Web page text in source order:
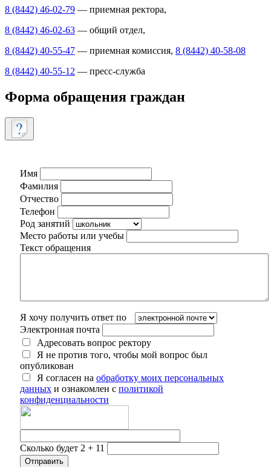
8 (8442) 46-02-79 — приемная ректора,
8 (8442) 46-02-63 — общий отдел,
8 (8442) 40-55-47 — приемная комиссия, 8 (8442) 40-58-08
8 (8442) 40-55-12 — пресс-служба
Форма обращения граждан
Имя
Фамилия
Отчество
Телефон
Род занятий
Место работы или учебы
Текст обращения
Я хочу получить ответ по
Электронная почта
Адресовать вопрос ректору
Я не против того, чтобы мой вопрос был
опубликован
Я согласен на обработку моих персональных
данных и ознакомлен с политикой
конфиденциальности
Сколько будет 2 + 11